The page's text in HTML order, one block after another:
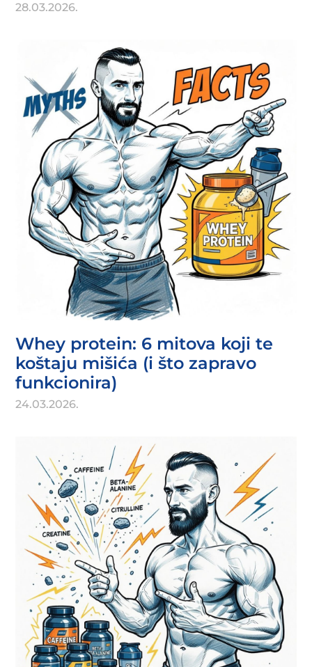
28.03.2026.
Whey protein: 6 mitova koji te
koštaju mišića (i što zapravo
funkcionira)
24.03.2026.